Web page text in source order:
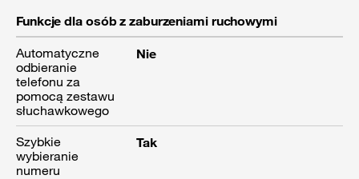
Funkcje dla osób z zaburzeniami ruchowymi
Automatyczne
odbieranie
telefonu za
pomocą zestawu
słuchawkowego
Nie
Szybkie
wybieranie
numeru
Tak